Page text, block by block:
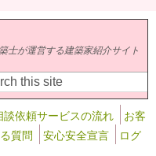
士が運営する建築家紹介サイト
ォーム
談依頼サービスの流れ
お客
質問 安心安全宣言
ログ